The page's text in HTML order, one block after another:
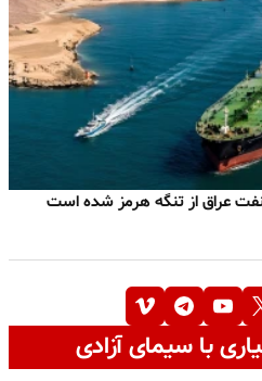
نفت عراق از تنگه هرمز شده است
با سیمای آزادی